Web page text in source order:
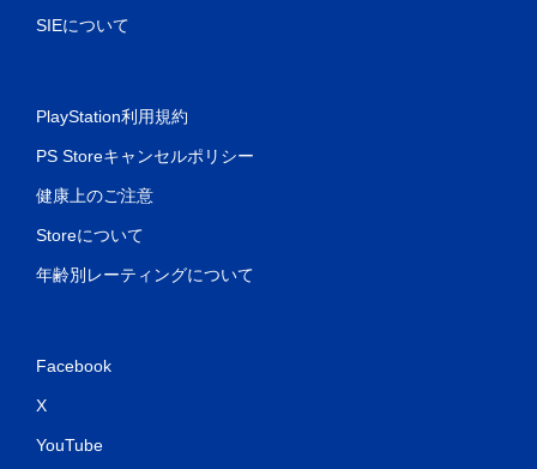
SIEについて
PlayStation利用規約
PS Storeキャンセルポリシー
健康上のご注意
Storeについて
年齢別レーティングについて
Facebook
X
YouTube